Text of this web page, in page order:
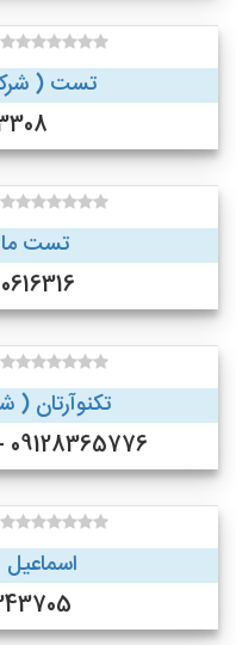
تست (
()
تست
09040616316
تکنوآرتان (
09128365776 - 09367003165 (تهران)
اسماعیل